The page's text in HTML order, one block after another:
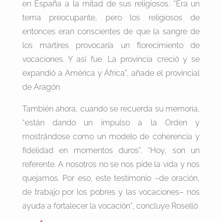
en España a la mitad de sus religiosos. “Era un
tema preocupante, pero los religiosos de
entonces eran conscientes de que la sangre de
los mártires provocaría un florecimiento de
vocaciones. Y así fue. La provincia creció y se
expandió a América y África”, añade el provincial
de Aragón.
También ahora, cuando se recuerda su memoria,
“están dando un impulso a la Orden y
mostrándose como un modelo de coherencia y
fidelidad en momentos duros”. “Hoy, son un
referente. A nosotros no se nos pide la vida y nos
quejamos. Por eso, este testimonio –de oración,
de trabajo por los pobres y las vocaciones– nos
ayuda a fortalecer la vocación”, concluye Roselló.